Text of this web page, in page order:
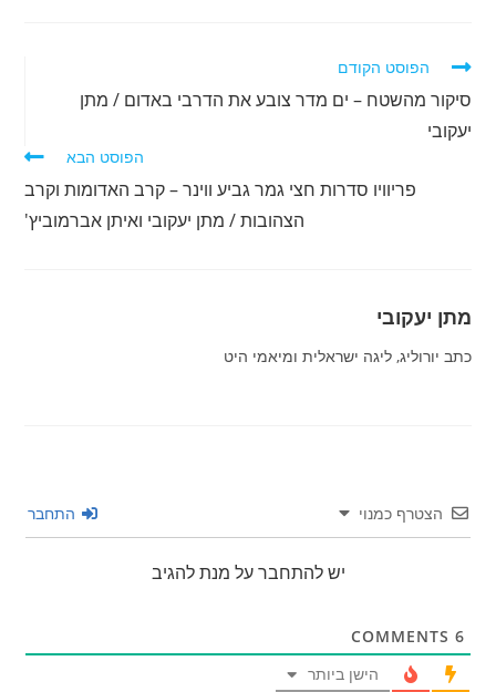
לקרוא
נוספים
הפוסט הקודם
סיקור מהשטח – ים מדר צובע את הדרבי באדום / מתן
יעקובי
הפוסט הבא
פריוויו סדרות חצי גמר גביע ווינר – קרב האדומות וקרב
הצהובות / מתן יעקובי ואיתן אברמוביץ'
מתן יעקובי
כתב יורוליג, ליגה ישראלית ומיאמי היט
הצטרף כמנוי התחבר
יש להתחבר על מנת להגיב
6
הישן ביותר